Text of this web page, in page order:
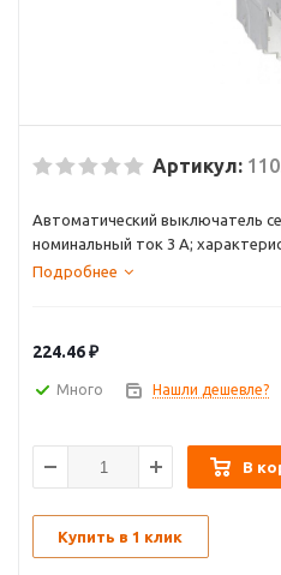
Артикул:
Автоматический выключатель
номинальный ток 3 А;
способность 4,5 кА. Новый
работы при высоких
Подробнее
224.46₽
Много Нашли дешевле?
В
Купить в 1 клик